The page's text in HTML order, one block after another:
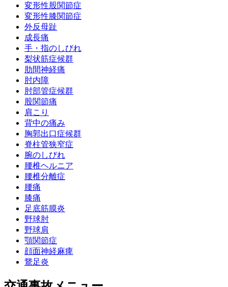
変形性股関節症
変形性膝関節症
外反母趾
成長痛
手・指のしびれ
梨状筋症候群
肋間神経痛
肘内障
肘部管症候群
股関節痛
肩こり
背中の痛み
胸郭出口症候群
脊柱管狭窄症
腕のしびれ
腰椎ヘルニア
腰椎分離症
腰痛
膝痛
足底筋膜炎
野球肘
野球肩
顎関節症
顔面神経麻痺
鵞足炎